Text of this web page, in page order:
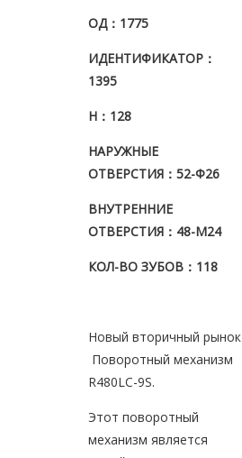
ОД：1775
ИДЕНТИФИКАТОР ：
1395
H ：128
НАРУЖНЫЕ
ОТВЕРСТИЯ ：52-Φ26
ВНУТРЕННИЕ
ОТВЕРСТИЯ ：48-М24
КОЛ-ВО ЗУБОВ ：118
Новый вторичный рынок
Поворотный механизм
R480LC-9S.
Этот поворотный
механизм является